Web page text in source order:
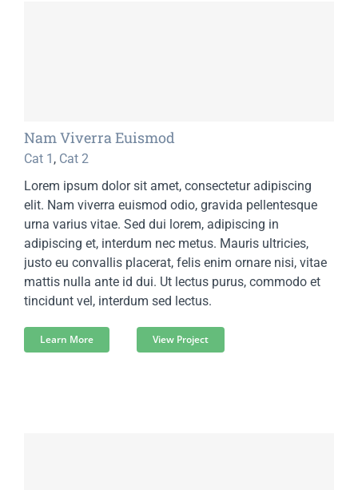
Nam Viverra Euismod
Cat 1 , Cat 2
Lorem ipsum dolor sit amet, consectetur adipiscing
elit. Nam viverra euismod odio, gravida pellentesque
urna varius vitae. Sed dui lorem, adipiscing in
adipiscing et, interdum nec metus. Mauris ultricies,
justo eu convallis placerat, felis enim ornare nisi, vitae
mattis nulla ante id dui. Ut lectus purus, commodo et
tincidunt vel, interdum sed lectus.
Learn More View Project